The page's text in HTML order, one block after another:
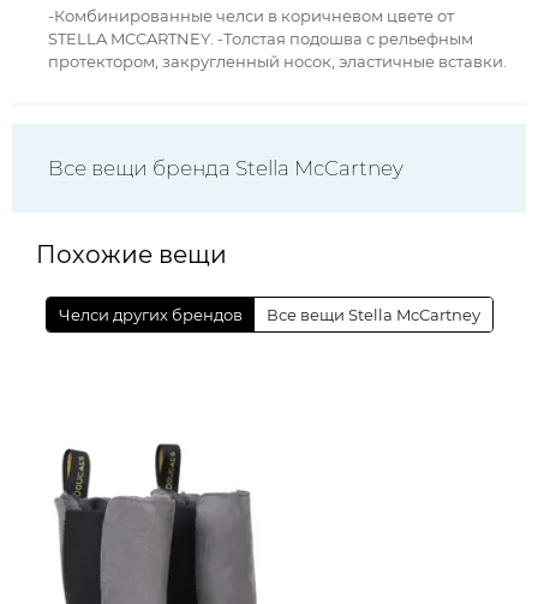
-Комбинированные челси в коричневом цвете от
STELLA MCCARTNEY. -Толстая подошва с рельефным
протектором, закругленный носок, эластичные вставки.
Все вещи бренда Stella McCartney
Похожие вещи
Челси других брендов Все вещи Stella McCartney